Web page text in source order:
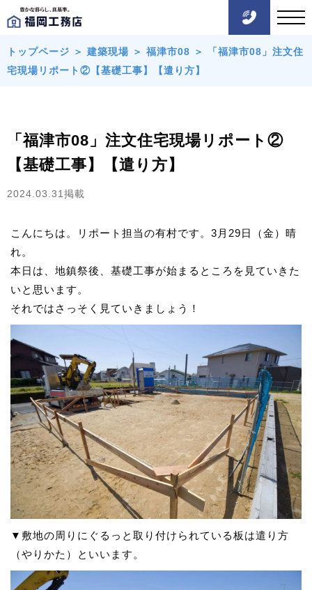
トップページ ＞ 建築現場 ＞ 福津市08 ＞
「福津市08」注文住
宅現場リポート②【基礎工事】【遣り方】
「福津市08」注文住宅現場リポート②
【基礎工事】【遣り方】
2024.03.31掲載
こんにちは。リポート担当の有村です。3月29日（金）晴
れ。
本日は、地鎮祭後、基礎工事が始まるところを見ていきた
いと思います。
それではさっそく見ていきましょう！
▼敷地の周りにぐるっと取り付けられている板は遣り方
（やりかた）といいます。